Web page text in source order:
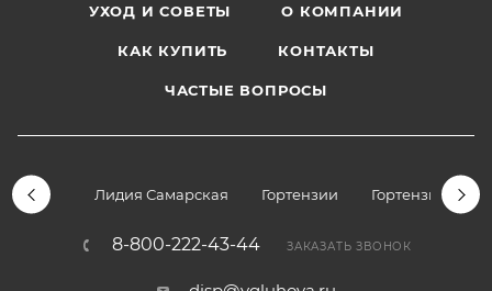
УХОД И СОВЕТЫ О КОМПАНИИ
КАК КУПИТЬ КОНТАКТЫ
ЧАСТЫЕ ВОПРОСЫ
Лидия Самарская Гортензии Гортензии
8-800-222-43-44 ЗАКАЗАТЬ ЗВОНОК